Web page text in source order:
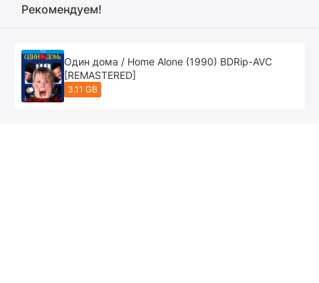
Рекомендуем!
Один дома / Home Alone (1990) BDRip-AVC
[REMASTERED]
3.11 GB